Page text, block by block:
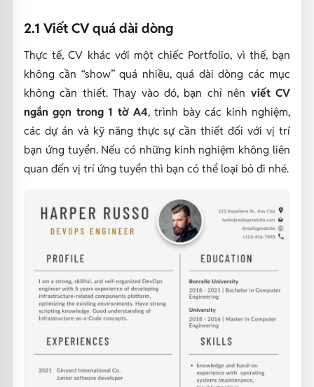
2.1 Viết CV quá dài dòng
Thực tế, CV khác với một chiếc Portfolio, vì thế, bạn
không cần “show” quá nhiều, quá dài dòng các mục
không cần thiết. Thay vào đó, bạn chỉ nên viết CV
ngắn gọn trong 1 tờ A4, trình bày các kinh nghiệm,
các dự án và kỹ năng thực sự cần thiết đối với vị trí
bạn ứng tuyển. Nếu có những kinh nghiệm không liên
quan đến vị trí ứng tuyển thì bạn có thể loại bỏ đi nhé.